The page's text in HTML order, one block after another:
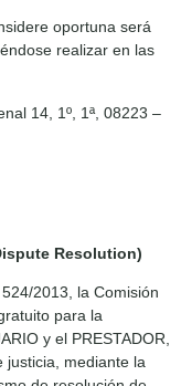
oportuna será
realizar en las
14, 1º, 1ª, 08223 –
Resolution)
2013, la Comisión
para la
y el PRESTADOR,
justicia, mediante la